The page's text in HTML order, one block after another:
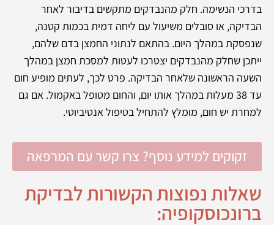
בדרכי הנשימה. חלק מהנבדקים מתקשים בדיבור לאחר
הבדיקה, או סובלים משיעול עם ליחה דמית בכמות קטנה,
שנפסקת במהלך היום. בהתאם לנתוני החמצן בדם שלהם,
ייתכן שחלק מהנבדקים יצטרכו לעטות למסכת חמצן במהלך
השעה הראשונה שלאחר הבדיקה. פרט לכך, לעתים מופיע חום
עד 38 מעלות במהלך אותו יום, והחום מטופל באקמול. אם גם
למחרת יש חום, מומלץ להתחיל בטיפול אנטיביוטי.
זקוקים למידע נוסף? צרו קשר עם המרפאה
שאלות נפוצות הקשורות לבדיקת
ברונכוסקופיה: